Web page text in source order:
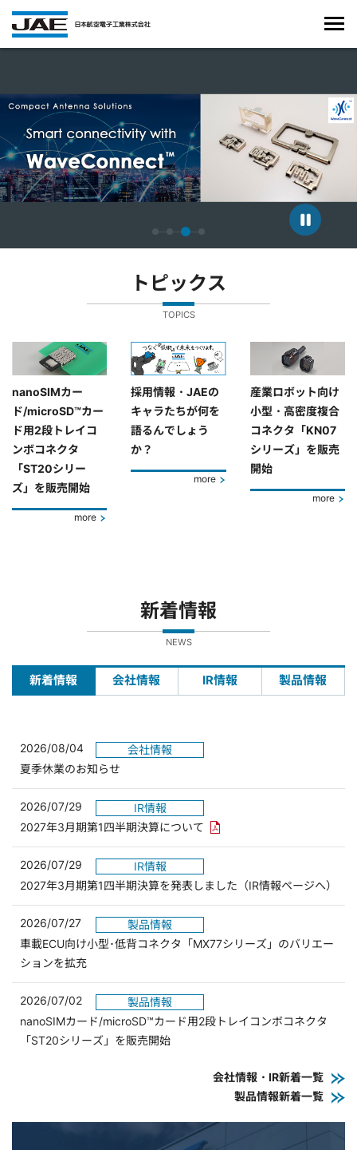
トピックス
TOPICS
nanoSIMカー
ド/microSD™カー
ド用2段トレイコ
ンボコネクタ
「ST20シリー
ズ」を販売開始
more
採用情報・JAEの
キャラたちが何を
語るんでしょう
か？
more
産業ロボット向け
小型・高密度複合
コネクタ「KN07
シリーズ」を販売
開始
more
新着情報
NEWS
新着情報 会社情報 IR情報 製品情報
2026/08/04
会社情報
夏季休業のお知らせ
2026/07/29
IR情報
2027年3月期第1四半期決算について PDFリンクを新しいウィンド
2026/07/29
IR情報
2027年3月期第1四半期決算を発表しました（IR情報ページへ）
2026/07/27
製品情報
車載ECU向け小型･低背コネクタ「MX77シリーズ」のバリエー
ションを拡充
2026/07/02
製品情報
nanoSIMカード/microSD™カード用2段トレイコンボコネクタ
「ST20シリーズ」を販売開始
会社情報・IR新着一覧
製品情報新着一覧